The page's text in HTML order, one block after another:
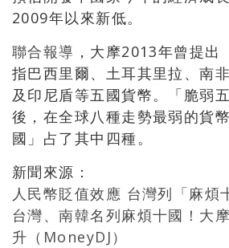
2009年以來新低。
聯合報導 ，大摩2013年曾提出
指巴西里爾、土耳其里拉、南
及印尼盾等五國貨幣。「脆弱
後，在全球八種走勢最弱的貨
國」占了其中四種。
新聞來源：
人民幣貶值效應 台灣列「麻煩
台灣、南韓名列麻煩十國！大
升（MoneyDJ）